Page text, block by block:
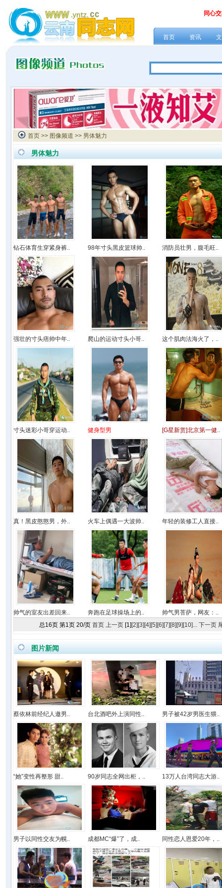
同心
首页 资讯
首页 >> 图像频道 >> 男体魅力
男体魅力
钻石体育生穿紧身裤.. 98年寸头黑皮篮球帅.. 消防员壮男，腹毛旺..
强壮的寸头痞帅中年.. 爬山的运动寸头小哥.. 这个肌肉法海火了，..
寸头迷彩小哥穿运动.. 健身型男 [G星新赏]北京第一健..
真！黑皮憨憨男，外.. 火车上偶遇一大波帅.. 年轻的装修工人直接..
帅气的室友出差回来.. 奔跑在足球操场上的..
帅气男菩萨，网友：..
总16页 第1页 20/页 首页 上一页[1] [2] [3] [4] [5] [6] [7] [8] [9] [10]... 下一页
图片新闻
蔡依林前经纪人邀男.. 台北酒吧外上演同性.. 男子被42岁男医生猥..
“她”变性再整形 甜.. 90岁同志全网出柜，.. 13万人台湾同志大游..
男子以同性交友为幌.. 成都MC“爆”了，成.. 同性恋人恩爱20年，..